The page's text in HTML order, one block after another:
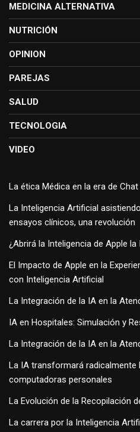
MEDICINA ALTERNATIVA
NUTRICIÓN
OPINION
PAREJAS
SALUD
TECNOLOGIA
VIDEO
La ética Médica en la era de
La Inteligencia Artificial
ensayos clínicos, una revolución
¿Abrirá la Inteligencia de Apple
El Impacto de Apple en la
con Inteligencia Artificial
La Integración de la IA en la
IA en Hospitales: Simulación y
La Integración de la IA en la
La IA transformará radicalmente
computadoras personales
La Evolución de la Recopilación
La carrera por la Inteligencia